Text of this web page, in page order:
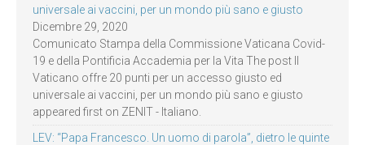
universale ai vaccini, per un mondo più sano e giusto
Dicembre 29, 2020
Comunicato Stampa della Commissione Vaticana Covid-
19 e della Pontificia Accademia per la Vita The post Il
Vaticano offre 20 punti per un accesso giusto ed
universale ai vaccini, per un mondo più sano e giusto
appeared first on ZENIT - Italiano.
LEV: “Papa Francesco. Un uomo di parola”, dietro le quinte